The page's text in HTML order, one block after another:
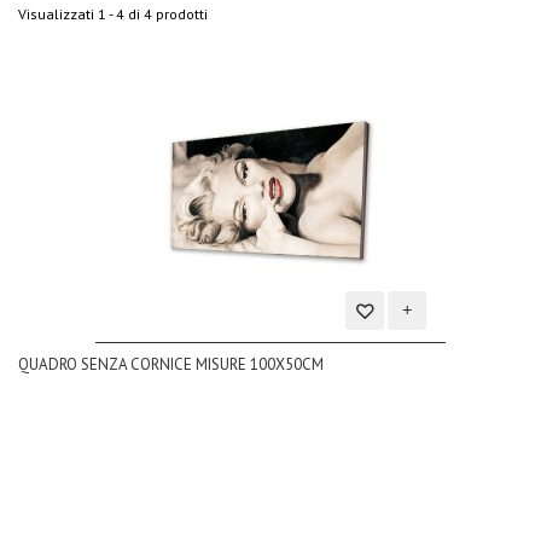
Visualizzati 1 - 4 di 4 prodotti
Aggiungi
QUADRO SENZA CORNICE MISURE 100X50CM